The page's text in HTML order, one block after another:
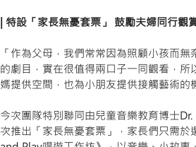
| 特設「家長無憂套票」 鼓勵夫婦同行觀
「作為父母，我們常常因為照顧小孩而
的劇目，實在很值得兩口子一同觀看，
媽提供空間，也為小朋友提供接觸藝術
今次團隊特別聯同由兒童音樂教育博士
次推出「家長無憂套票」，家長們只需